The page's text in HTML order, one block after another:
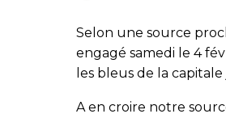
Selon une source
engagé samedi le 4
les bleus de la
A en croire notre